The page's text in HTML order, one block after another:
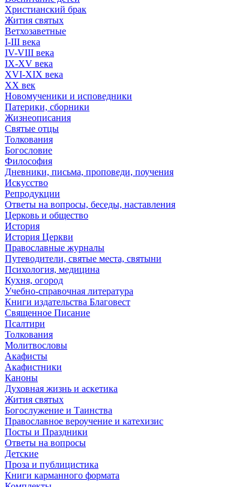
Христианский брак
Жития святых
Ветхозаветные
I-III века
IV-VIII века
IX-XV века
XVI-XIX века
XX век
Новомученики и исповедники
Патерики, сборники
Жизнеописания
Святые отцы
Толкования
Богословие
Философия
Дневники, письма, проповеди, поучения
Искусство
Репродукции
Ответы на вопросы, беседы, наставления
Церковь и общество
История
История Церкви
Православные журналы
Путеводители, святые места, святыни
Психология, медицина
Кухня, огород
Учебно-справочная литература
Книги издательства Благовест
Священное Писание
Псалтири
Толкования
Молитвословы
Акафисты
Акафистники
Каноны
Духовная жизнь и аскетика
Жития святых
Богослужение и Таинства
Православное вероучение и катехизис
Посты и Праздники
Ответы на вопросы
Детские
Проза и публицистика
Книги карманного формата